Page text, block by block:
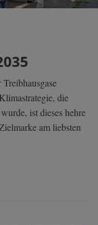
die
ist dieses hehre
am liebsten